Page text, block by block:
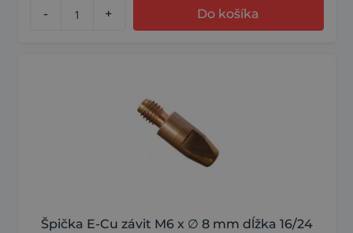
- + Do košíka
Špička E-Cu závit M6 x ∅ 8 mm dĺžka 16/24